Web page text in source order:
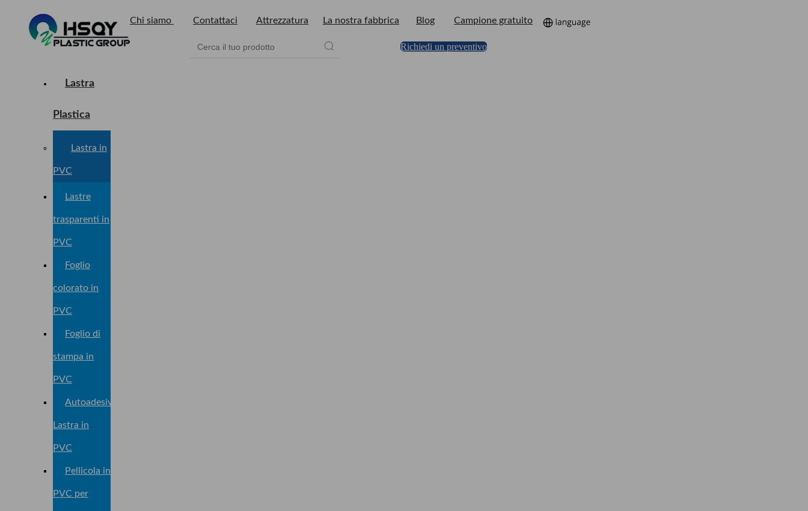
Chi siamo Contattaci Attrezzatura La nostra fabbrica Blog Campione gratuito
Richiedi un preventivo
Lastra
Plastica
Lastra in
PVC
Lastre
trasparenti in
PVC
Foglio
colorato in
PVC
Foglio di
stampa in
PVC
Autoadesivo
Lastra in
PVC
Pellicola in
PVC per